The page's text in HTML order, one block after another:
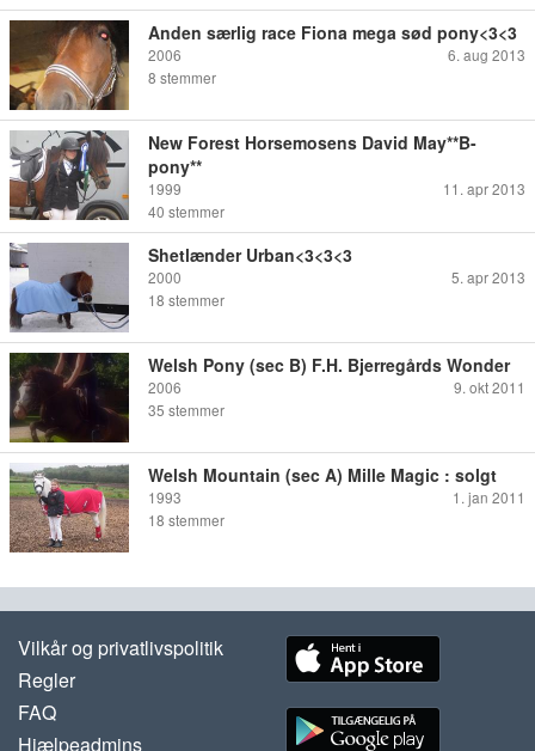
Anden særlig race Fiona mega sød pony<3<3
2006
6. aug 2013
8 stemmer
New Forest Horsemosens David May**B-
pony**
1999
11. apr 2013
40 stemmer
Shetlænder Urban<3<3<3
2000
5. apr 2013
18 stemmer
Welsh Pony (sec B) F.H. Bjerregårds Wonder
2006
9. okt 2011
35 stemmer
Welsh Mountain (sec A) Mille Magic : solgt
1993
1. jan 2011
18 stemmer
Vilkår og privatlivspolitik
Regler
FAQ
Hjælpeadmins